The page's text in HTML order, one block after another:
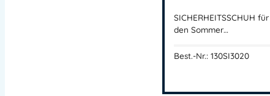
SICHERHEITSSCHUH für
den Sommer…
Best.-Nr.: 130SI3020